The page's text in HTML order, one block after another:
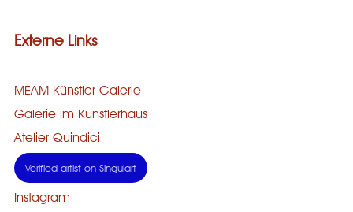
Externe Links
MEAM Künstler Galerie
Galerie im Künstlerhaus
Atelier Quindici
Verified artist on Singulart
Instagram